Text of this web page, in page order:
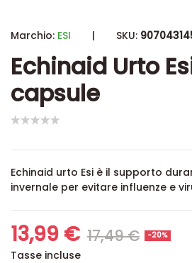
Marchio: ESI | SKU:
Echinaid Urto
capsule
Echinaid urto Esi è il supporto
invernale per evitare influenze e
13,99 € 17,49 € -20%
Tasse incluse